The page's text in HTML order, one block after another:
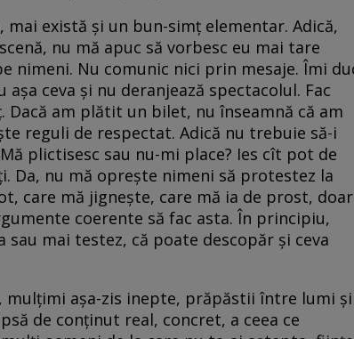
există și un bun-simț elementar. Adică,
nu mă apuc să vorbesc eu mai tare
nimeni. Nu comunic nici prin mesaje. Îmi
ceva și nu deranjează spectacolul. Fac
am plătit un bilet, nu înseamnă că am
reguli de respectat. Adică nu trebuie să-i
plictisesc sau nu-mi place? Ies cît pot de
Da, nu mă oprește nimeni să protestez la
care mă jignește, care mă ia de prost, doar
coerente să fac asta. În principiu,
sau mai testez, că poate descopăr și ceva
mulțimi așa-zis inepte, prăpăstii între lumi și
de conținut real, concret, a ceea ce